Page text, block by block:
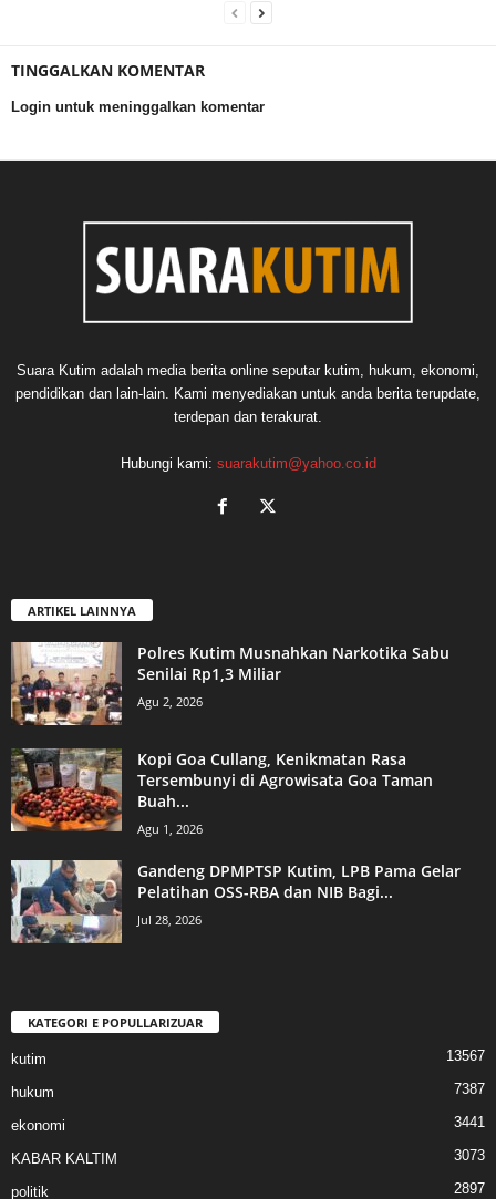
TINGGALKAN KOMENTAR
Login untuk meninggalkan komentar
Suara Kutim adalah media berita online seputar kutim, hukum, ekonomi,
pendidikan dan lain-lain. Kami menyediakan untuk anda berita terupdate,
terdepan dan terakurat.
Hubungi kami: suarakutim@yahoo.co.id
ARTIKEL LAINNYA
Polres Kutim Musnahkan Narkotika Sabu
Senilai Rp1,3 Miliar
Agu 2, 2026
Kopi Goa Cullang, Kenikmatan Rasa
Tersembunyi di Agrowisata Goa Taman
Buah...
Agu 1, 2026
Gandeng DPMPTSP Kutim, LPB Pama Gelar
Pelatihan OSS-RBA dan NIB Bagi...
Jul 28, 2026
KATEGORI E POPULLARIZUAR
kutim 13567
hukum 7387
ekonomi 3441
KABAR KALTIM 3073
politik 2897